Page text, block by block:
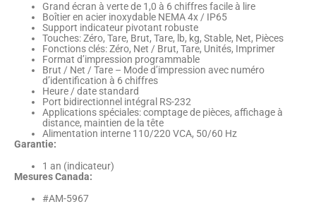
Grand écran à verte de 1,0 à 6 chiffres facile à lire
Boîtier en acier inoxydable NEMA 4x / IP65
Support indicateur pivotant robuste
Touches: Zéro, Tare, Brut, Tare, lb, kg, Stable, Net, Pièces
Fonctions clés: Zéro, Net / Brut, Tare, Unités, Imprimer
Format d’impression programmable
Brut / Net / Tare – Mode d’impression avec numéro
d’identification à 6 chiffres
Heure / date standard
Port bidirectionnel intégral RS-232
Applications spéciales: comptage de pièces, affichage à
distance, maintien de la tête
Alimentation interne 110/220 VCA, 50/60 Hz
Garantie:
1 an (indicateur)
Mesures Canada:
#AM-5967